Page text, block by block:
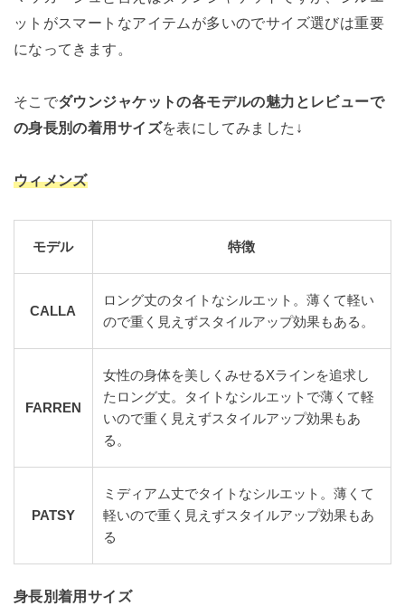
ットがスマートなアイテムが多いのでサイズ選びは重要
になってきます。
そこでダウンジャケットの各モデルの魅力とレビューで
の身長別の着用サイズを表にしてみました↓
ウィメンズ
モデル 特徴
CALLA
ロング丈のタイトなシルエット。薄くて軽い
ので重く見えずスタイルアップ効果もある。
FARREN
女性の身体を美しくみせるXラインを追求し
たロング丈。タイトなシルエットで薄くて軽
いので重く見えずスタイルアップ効果もあ
る。
PATSY
ミディアム丈でタイトなシルエット。薄くて
軽いので重く見えずスタイルアップ効果もあ
る
身長別着用サイズ